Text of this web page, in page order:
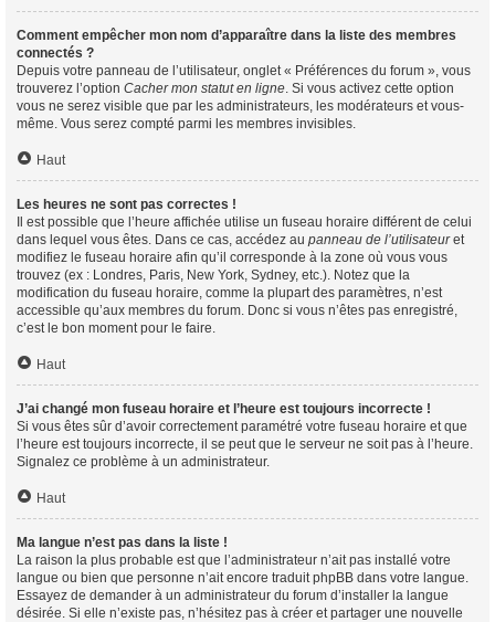
Comment empêcher mon nom d’apparaître dans la liste des membres
connectés ?
Depuis votre panneau de l’utilisateur, onglet « Préférences du forum », vous
trouverez l’option Cacher mon statut en ligne. Si vous activez cette option
vous ne serez visible que par les administrateurs, les modérateurs et vous-
même. Vous serez compté parmi les membres invisibles.
Haut
Les heures ne sont pas correctes !
Il est possible que l’heure affichée utilise un fuseau horaire différent de celui
dans lequel vous êtes. Dans ce cas, accédez au panneau de l’utilisateuret
modifiez le fuseau horaire afin qu’il corresponde à la zone où vous vous
trouvez (ex : Londres, Paris, New York, Sydney, etc.). Notez que la
modification du fuseau horaire, comme la plupart des paramètres, n’est
accessible qu’aux membres du forum. Donc si vous n’êtes pas enregistré,
c’est le bon moment pour le faire.
Haut
J’ai changé mon fuseau horaire et l’heure est toujours incorrecte !
Si vous êtes sûr d’avoir correctement paramétré votre fuseau horaire et que
l’heure est toujours incorrecte, il se peut que le serveur ne soit pas à l’heure.
Signalez ce problème à un administrateur.
Haut
Ma langue n’est pas dans la liste !
La raison la plus probable est que l’administrateur n’ait pas installé votre
langue ou bien que personne n’ait encore traduit phpBB dans votre langue.
Essayez de demander à un administrateur du forum d’installer la langue
désirée. Si elle n’existe pas, n’hésitez pas à créer et partager une nouvelle